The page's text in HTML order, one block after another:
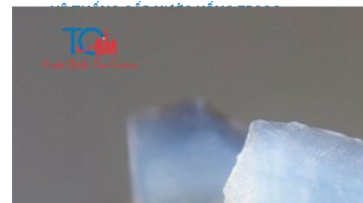
HỆ THỐNG CẤP NƯỚC UỐNG EPSSO
HỆ THỐNG TÁCH DẦU NƯỚC THẢI EPSSO
HỆ THỐNG XỬ LÝ NƯỚC THẢI THÔNG MINH
PHÒNG BƠM (PUMP ROOM) EPSSO